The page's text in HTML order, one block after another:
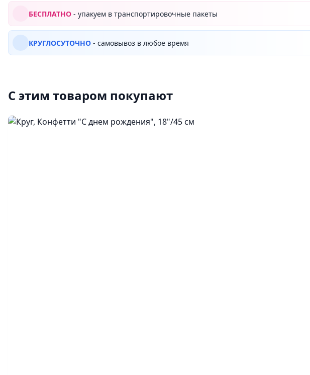
БЕСПЛАТНО - упакуем в транспортировочные пакеты
КРУГЛОСУТОЧНО - самовывоз в любое время
С этим товаром покупают